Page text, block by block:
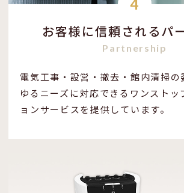
4
お客様に信頼されるパ
Partnership
電気工事・設営・撤去・館内清掃の
ゆるニーズに対応できるワンストッ
ョンサービスを提供しています。